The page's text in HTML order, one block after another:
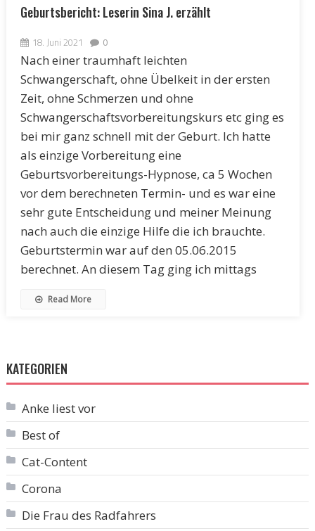
Geburtsbericht: Leserin Sina J. erzählt
18. Juni 2021 0
Nach einer traumhaft leichten
Schwangerschaft, ohne Übelkeit in der ersten
Zeit, ohne Schmerzen und ohne
Schwangerschaftsvorbereitungskurs etc ging es
bei mir ganz schnell mit der Geburt. Ich hatte
als einzige Vorbereitung eine
Geburtsvorbereitungs-Hypnose, ca 5 Wochen
vor dem berechneten Termin- und es war eine
sehr gute Entscheidung und meiner Meinung
nach auch die einzige Hilfe die ich brauchte.
Geburtstermin war auf den 05.06.2015
berechnet. An diesem Tag ging ich mittags
Read More
KATEGORIEN
Anke liest vor
Best of
Cat-Content
Corona
Die Frau des Radfahrers